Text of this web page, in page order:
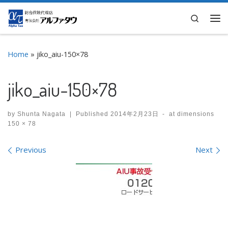
Skip to content
Search
Home » jiko_aiu-150×78
jiko_aiu-150×78
by Shunta Nagata | Published 2014年2月23日 -
at dimensions
150 × 78
Images navigation
Previous Next